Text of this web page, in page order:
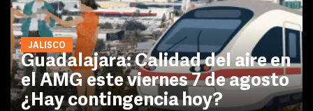
JALISCO
Guadalajara: Calidad del aire en
el AMG este viernes 7 de agosto
¿Hay contingencia hoy?